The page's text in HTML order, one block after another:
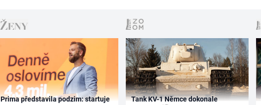
Prima představila podzim: startuje
Tank KV-1 Němce dokonale